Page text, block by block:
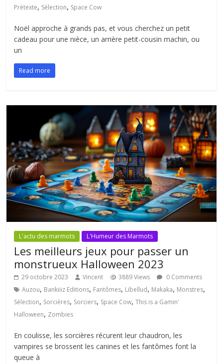
Prétexte, Sélection, Space Cow
Noël approche à grands pas, et vous cherchez un petit
cadeau pour une nièce, un arrière petit-cousin machin, ou
un
Read more
L'actu des marmots L'Humeur des Marmots
Les meilleurs jeux pour passer un
monstrueux Halloween 2023
29 octobre 2023 Vincent 3889 Views
0 Comments
Auzou, Bankiiiz Editions, Fantômes, Libellud, Makaka, Monstres,
Sélection, Sorcières, Sorciers, Space Cow,This is a Gamin'
Halloween, Zombies
En coulisse, les sorcières récurent leur chaudron, les
vampires se brossent les canines et les fantômes font la
queue à